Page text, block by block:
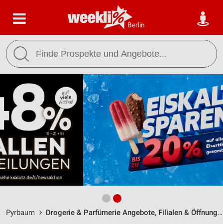
Berlin
Pyrbaum Drogerie & Parfümerie Angebote, Filialen & Öffnungszeiten